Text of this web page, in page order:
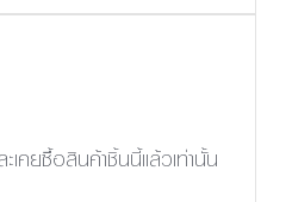
ะเคยซื้อสินค้าชิ้นนี้แล้วเท่านั้น